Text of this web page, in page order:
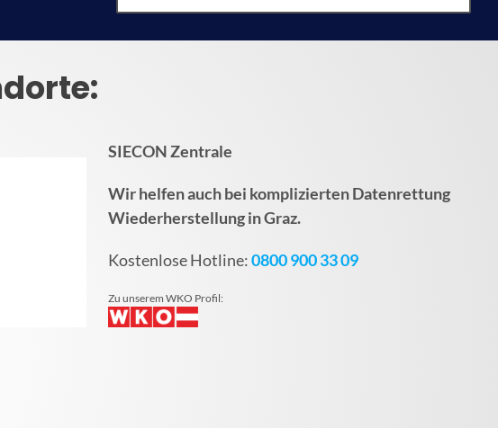
SIECON Zentrale
Wir helfen auch bei komplizierten Datenrettung
Wiederherstellung in Graz.
Kostenlose Hotline:0800 900 33 09
Zu unserem WKO Profil: